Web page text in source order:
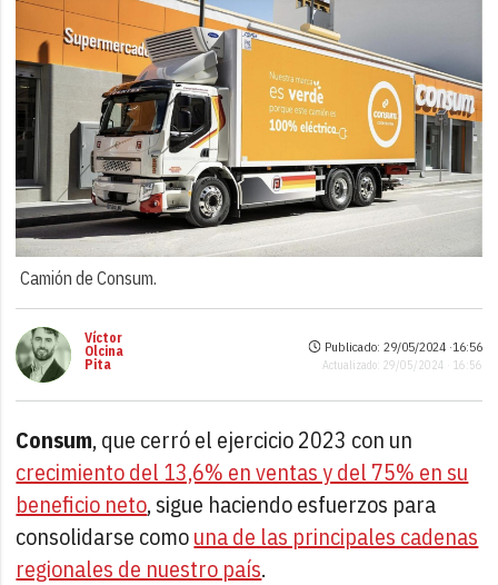
Camión de Consum.
Víctor
Olcina
Pita
Publicado: 29/05/2024 ·16:56
Actualizado: 29/05/2024 · 16:56
Consum, que cerró el ejercicio 2023 con un
crecimiento del 13,6% en ventas y del 75% en su
beneficio neto, sigue haciendo esfuerzos para
consolidarse comouna de las principales cadenas
regionales de nuestro país.